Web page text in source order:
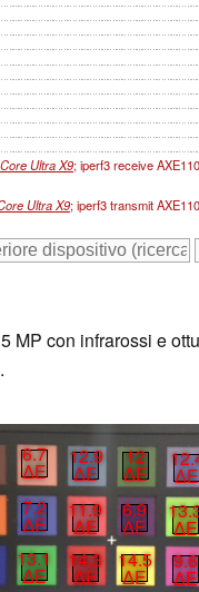
Ultra X9; iperf3 receive
Ultra X9; iperf3 transmit
MP con infrarossi e
6.7
∆E
12.9
∆E
12
∆E ∆E
7.2
∆E
11.9
∆E
6.9
∆E ∆E
13.1
∆E
14.3
∆E
14.5
∆E
9.6
∆E